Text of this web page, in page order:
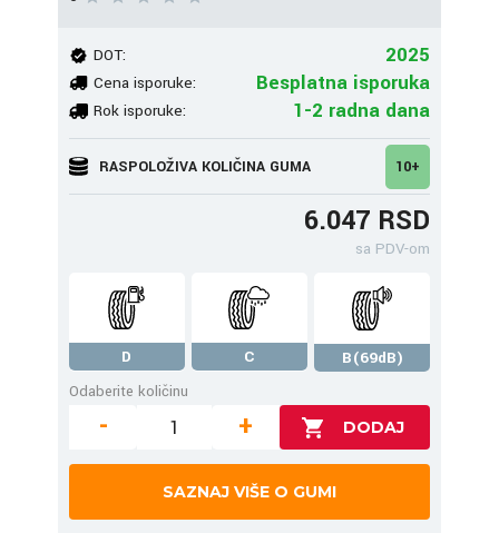
DOT: 2025
Cena isporuke: Besplatna isporuka
Rok isporuke: 1-2 radna dana
RASPOLOŽIVA KOLIČINA GUMA 10+
6.047 RSD
sa PDV-om
D C
B(69dB)
Odaberite količinu
- +
SAZNAJ VIŠE O GUMI